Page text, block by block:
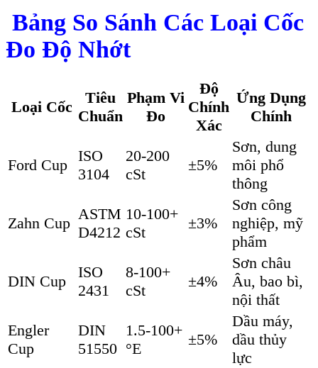
Bảng So Sánh Các Loại Cốc
Đo Độ Nhớt
Loại Cốc
Tiêu
Chuẩn
Phạm Vi
Đo
Độ
Chính
Xác
Ứng Dụng
Chính
Ford Cup
ISO
3104
20-200
cSt
±5%
Sơn, dung
môi phổ
thông
Zahn Cup
ASTM
D4212
10-100+
cSt
±3%
Sơn công
nghiệp, mỹ
phẩm
DIN Cup
ISO
2431
8-100+
cSt
±4%
Sơn châu
Âu, bao bì,
nội thất
Engler
Cup
DIN
51550
1.5-100+
°E
±5%
Dầu máy,
dầu thủy
lực